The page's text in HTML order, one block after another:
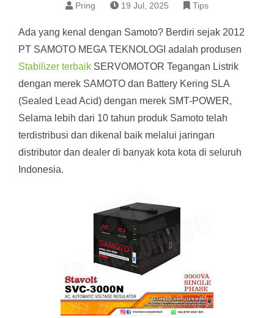
Pring 19 Jul, 2025 Tips
Ada yang kenal dengan Samoto? Berdiri sejak 2012
PT SAMOTO MEGA TEKNOLOGI adalah produsen
Stabilizer terbaik SERVOMOTOR Tegangan Listrik
dengan merek SAMOTO dan Battery Kering SLA
(Sealed Lead Acid) dengan merek SMT-POWER,
Selama lebih dari 10 tahun produk Samoto telah
terdistribusi dan dikenal baik melalui jaringan
distributor dan dealer di banyak kota kota di seluruh
Indonesia.